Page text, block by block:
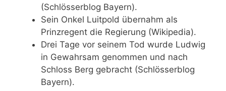
(Schlösserblog Bayern).
Sein Onkel Luitpold übernahm als
Prinzregent die Regierung (Wikipedia).
Drei Tage vor seinem Tod wurde Ludwig
in Gewahrsam genommen und nach
Schloss Berg gebracht (Schlösserblog
Bayern).